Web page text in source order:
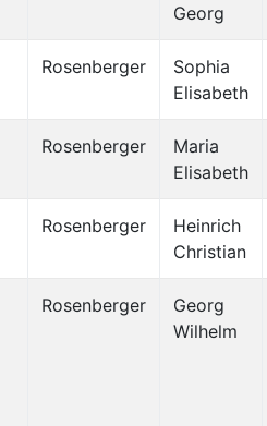
Georg
Rosenberger
Sophia
Elisabeth
Rosenberger
Maria
Elisabeth
Rosenberger
Heinrich
Christian
Rosenberger
Georg
Wilhelm